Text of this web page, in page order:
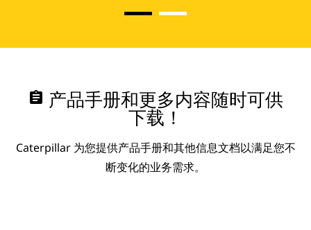
assignment 产品手册和更多内容随时可供
下载！
Caterpillar 为您提供产品手册和其他信息文档以满足您不
断变化的业务需求。